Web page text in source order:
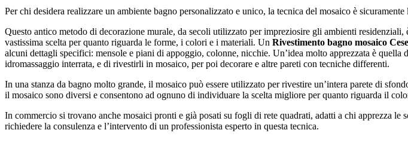
Per chi desidera realizzare un ambiente bagno personalizzato e unico, la tecnica del mosaico è
Questo antico metodo di decorazione murale, da secoli utilizzato per impreziosire gli ambienti
vastissima scelta per quanto riguarda le forme, i colori e i materiali. Un Rivestimento bagno mosaico
alcuni dettagli specifici: mensole e piani di appoggio, colonne, nicchie. Un’idea molto apprezzata è
idromassaggio interrata, e di rivestirli in mosaico, per poi decorare e altre pareti con tecniche differenti.
In una stanza da bagno molto grande, il mosaico può essere utilizzato per rivestire un’intera parete di
il mosaico sono diversi e consentono ad ognuno di individuare la scelta migliore per quanto riguarda il
In commercio si trovano anche mosaici pronti e già posati su fogli di rete quadrati, adatti a chi apprezza
richiedere la consulenza e l’intervento di un professionista esperto in questa tecnica.